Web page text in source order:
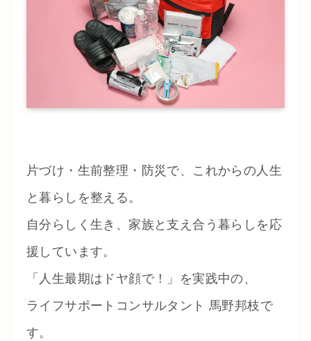
片づけ・生前整理・防災で、これからの人生
と暮らしを整える。
自分らしく生き、家族と支え合う暮らしを応
援しています。
「人生最期はドヤ顔で！」を実践中の、
ライフサポートコンサルタント 馬野邦枝で
す。